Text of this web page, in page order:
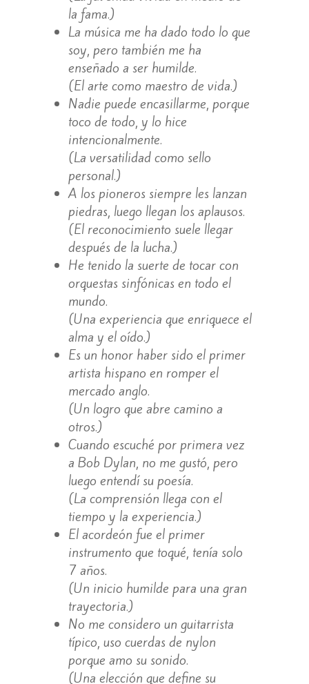
la fama.)
La música me ha dado todo lo que
soy, pero también me ha
enseñado a ser humilde.
(El arte como maestro de vida.)
Nadie puede encasillarme, porque
toco de todo, y lo hice
intencionalmente.
(La versatilidad como sello
personal.)
A los pioneros siempre les lanzan
piedras, luego llegan los aplausos.
(El reconocimiento suele llegar
después de la lucha.)
He tenido la suerte de tocar con
orquestas sinfónicas en todo el
mundo.
(Una experiencia que enriquece el
alma y el oído.)
Es un honor haber sido el primer
artista hispano en romper el
mercado anglo.
(Un logro que abre camino a
otros.)
Cuando escuché por primera vez
a Bob Dylan, no me gustó, pero
luego entendí su poesía.
(La comprensión llega con el
tiempo y la experiencia.)
El acordeón fue el primer
instrumento que toqué, tenía solo
7 años.
(Un inicio humilde para una gran
trayectoria.)
No me considero un guitarrista
típico, uso cuerdas de nylon
porque amo su sonido.
(Una elección que define su